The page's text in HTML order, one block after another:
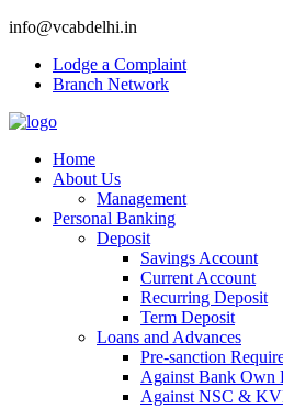
info@vcabdelhi.in
Lodge a Complaint
Branch Network
Home
About Us
Management
Personal Banking
Deposit
Savings Account
Current Account
Recurring Deposit
Term Deposit
Loans and Advances
Pre-sanction
Against Bank Own
Against NSC &